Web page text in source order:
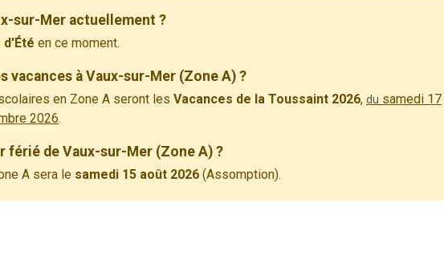
sur-Mer actuellement ?
d'Été en ce moment.
vacances à Vaux-sur-Mer (Zone A) ?
en Zone A seront les Vacances de la Toussaint 2026, du samedi 17
2026.
férié de Vaux-sur-Mer (Zone A) ?
A sera le samedi 15 août 2026 (Assomption).